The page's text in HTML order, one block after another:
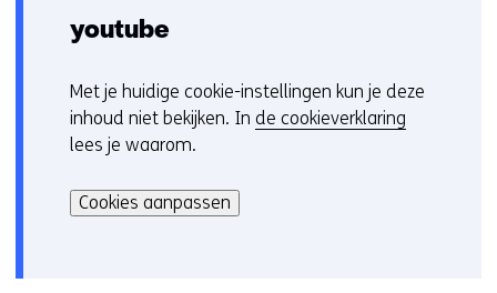
youtube
C
o
o
i
Met je huidige cookie-instellingen kun je deze
inhoud niet bekijken. In de cookieverklaring
lees je waarom.
kan
het
Cookies aanpassen